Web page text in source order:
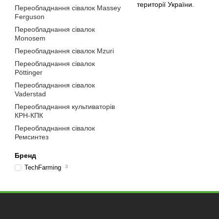
території України.
Переобладнання сівалок Massey
Ferguson
Переобладнання сівалок
Monosem
Переобладнання сівалок Mzuri
Переобладнання сівалок
Pöttinger
Переобладнання сівалок
Vaderstad
Переобладнання культиваторів
КРН-КПК
Переобладнання сівалок
Ремсинтез
Бренд
TechFarming 3